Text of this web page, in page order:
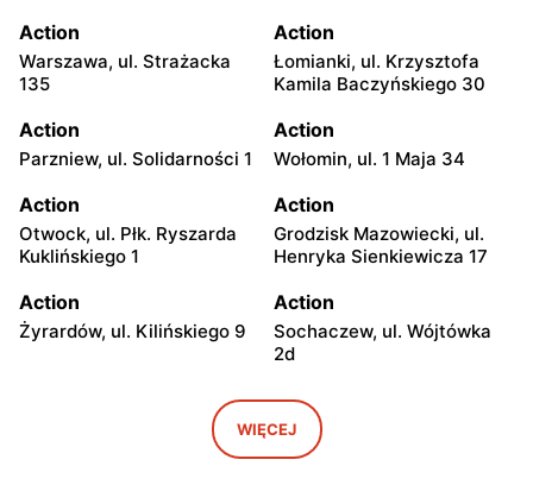
Action
Warszawa, ul. Strażacka
135
Action
Łomianki, ul. Krzysztofa
Kamila Baczyńskiego 30
Action
Parzniew, ul. Solidarności 1
Action
Wołomin, ul. 1 Maja 34
Action
Otwock, ul. Płk. Ryszarda
Kuklińskiego 1
Action
Grodzisk Mazowiecki, ul.
Henryka Sienkiewicza 17
Action
Żyrardów, ul. Kilińskiego 9
Action
Sochaczew, ul. Wójtówka
2d
Wyszków, ul. Pułtuska 96
Action
Warka, ul. Puławska 30a
WIĘCEJ